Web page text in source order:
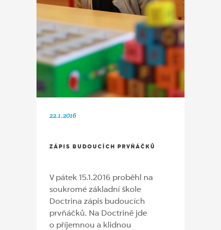
22.1.2016
ZÁPIS BUDOUCÍCH PRVŇÁČKŮ
V pátek 15.1.2016 proběhl na
soukromé základní škole
Doctrina zápis budoucích
prvňáčků. Na Doctrině jde
o příjemnou a klidnou